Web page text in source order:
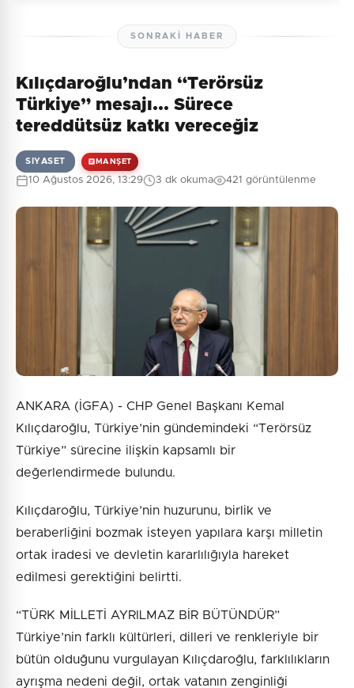
Güvenlik Sorusu:
3 + 1 = ?
Henüz yorum yapılmamış. İlk yorumu siz yapın!
SONRAKI HABER
Kılıçdaroğlu’ndan “Terörsüz
Türkiye” mesajı... Sürece
tereddütsüz katkı vereceğiz
SIYASET MANŞET
10 Ağustos 2026, 13:29 3 dk okuma 421 görüntülenme
ANKARA (İGFA) - CHP Genel Başkanı Kemal
Kılıçdaroğlu, Türkiye’nin gündemindeki “Terörsüz
Türkiye” sürecine ilişkin kapsamlı bir
değerlendirmede bulundu.
Kılıçdaroğlu, Türkiye’nin huzurunu, birlik ve
beraberliğini bozmak isteyen yapılara karşı milletin
ortak iradesi ve devletin kararlılığıyla hareket
edilmesi gerektiğini belirtti.
“TÜRK MİLLETİ AYRILMAZ BİR BÜTÜNDÜR”
Türkiye’nin farklı kültürleri, dilleri ve renkleriyle bir
bütün olduğunu vurgulayan Kılıçdaroğlu, farklılıkların
ayrışma nedeni değil, ortak vatanın zenginliği